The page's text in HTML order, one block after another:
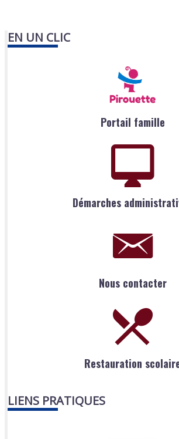
EN UN CLIC
Portail famille
Démarches
Nous contacter
Restauration
LIENS PRATIQUES